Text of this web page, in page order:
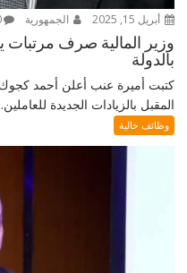
أبريل 15, 2025 الجمهورية
وزير المالية صرف مرتبات
بالدولة
كتبت أميرة عنب أعلن أحمد
المقبل بالزيادات الجديدة
وظائف خالية